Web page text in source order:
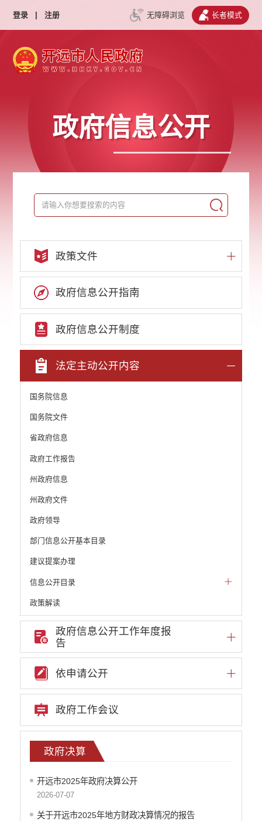
登录 | 注册 无障碍浏览 长者模式
政府信息公开
政策文件
政府信息公开指南
政府信息公开制度
法定主动公开内容
国务院信息
国务院文件
省政府信息
政府工作报告
州政府信息
州政府文件
政府领导
部门信息公开基本目录
建议提案办理
信息公开目录
政策解读
机构职能和权责清单
自然资源政务公开
重点领域信息公开
政府预算
政府决算
部门单位专栏
公务员管理
政府信息公开工作年度报
告
依申请公开
政府工作会议
政府决算
开远市2025年政府决算公开
2026-07-07
关于开远市2025年地方财政决算情况的报告